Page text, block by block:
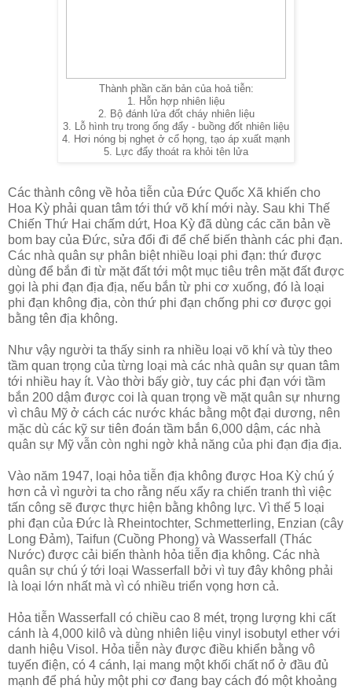
Thành phần căn bản của hoả tiễn:
1. Hỗn hợp nhiên liệu
2. Bộ đánh lửa đốt cháy nhiên liệu
3. Lỗ hình trụ trong ống đẩy - buồng đốt nhiên liệu
4. Hơi nóng bị nghẹt ở cổ họng, tạo áp xuất mạnh
5. Lực đẩy thoát ra khỏi tên lửa
Các thành công về hỏa tiễn của Đức Quốc Xã khiến cho
Hoa Kỳ phải quan tâm tới thứ võ khí mới này. Sau khi Thế
Chiến Thứ Hai chấm dứt, Hoa Kỳ đã dùng các căn bản về
bom bay của Đức, sửa đổi đi để chế biến thành các phi đạn.
Các nhà quân sự phân biệt nhiều loại phi đạn: thứ được
dùng để bắn đi từ mặt đất tới một mục tiêu trên mặt đất được
gọi là phi đạn địa địa, nếu bắn từ phi cơ xuống, đó là loại
phi đạn không địa, còn thứ phi đạn chống phi cơ được gọi
bằng tên địa không.
Như vậy người ta thấy sinh ra nhiều loại võ khí và tùy theo
tầm quan trọng của từng loại mà các nhà quân sự quan tâm
tới nhiều hay ít. Vào thời bấy giờ, tuy các phi đạn với tầm
bắn 200 dậm được coi là quan trọng về mặt quân sự nhưng
vì châu Mỹ ở cách các nước khác bằng một đại dương, nên
mặc dù các kỹ sư tiên đoán tầm bắn 6,000 dậm, các nhà
quân sự Mỹ vẫn còn nghi ngờ khả năng của phi đạn địa địa.
Vào năm 1947, loại hỏa tiễn địa không được Hoa Kỳ chú ý
hơn cả vì người ta cho rằng nếu xẩy ra chiến tranh thì việc
tấn công sẽ được thực hiện bằng không lực. Vì thế 5 loại
phi đạn của Đức là Rheintochter, Schmetterling, Enzian (cây
Long Đảm), Taifun (Cuồng Phong) và Wasserfall (Thác
Nước) được cải biến thành hỏa tiễn địa không. Các nhà
quân sự chú ý tới loại Wasserfall bởi vì tuy đây không phải
là loại lớn nhất mà vì có nhiều triển vọng hơn cả.
Hỏa tiễn Wasserfall có chiều cao 8 mét, trọng lượng khi cất
cánh là 4,000 kilô và dùng nhiên liệu vinyl isobutyl ether với
danh hiệu Visol. Hỏa tiễn này được điều khiển bằng vô
tuyến điện, có 4 cánh, lại mang một khối chất nổ ở đầu đủ
mạnh để phá hủy một phi cơ đang bay cách đó một khoảng